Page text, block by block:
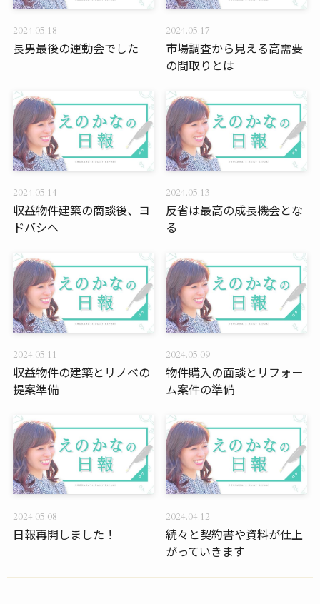
長男最後の運動会でした
2024.05.18
市場調査から見える高需要
の間取りとは
2024.05.17
収益物件建築の商談後、ヨ
ドバシへ
2024.05.14
反省は最高の成長機会とな
る
2024.05.13
収益物件の建築とリノベの
提案準備
2024.05.11
物件購入の面談とリフォー
ム案件の準備
2024.05.09
日報再開しました！
2024.05.08
続々と契約書や資料が仕上
がっていきます
2024.04.12